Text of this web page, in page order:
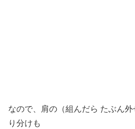
なので、肩の（組んだら たぶん
り分けも